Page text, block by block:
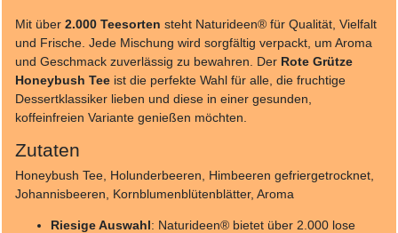
Mit über 2.000 Teesorten steht Naturideen® für Qualität, Vielfalt
und Frische. Jede Mischung wird sorgfältig verpackt, um Aroma
und Geschmack zuverlässig zu bewahren. Der Rote Grütze
Honeybush Tee ist die perfekte Wahl für alle, die fruchtige
Dessertklassiker lieben und diese in einer gesunden,
koffeinfreien Variante genießen möchten.
Zutaten
Honeybush Tee, Holunderbeeren, Himbeeren gefriergetrocknet,
Johannisbeeren, Kornblumenblütenblätter, Aroma
Riesige Auswahl: Naturideen® bietet über 2.000 lose